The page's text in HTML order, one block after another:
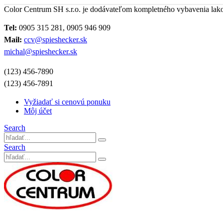
Color Centrum SH s.r.o. je dodávateľom kompletného vybavenia
Tel: 0905 315 281, 0905 946 909
Mail: ccv@spieshecker.sk
michal@spieshecker.sk
(123) 456-7890
(123) 456-7891
Vyžiadať si cenovú ponuku
Môj účet
Search
Search